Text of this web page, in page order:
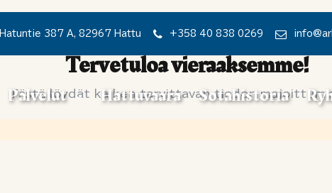
Hatuntie 387 A, 82967 Hattu +358 40 838 0269
Palvelut Hattuvaara Sotahistoria
Tervetuloa vieraaksemme!
Tästä löydät kaiken tarvittavan tiedon